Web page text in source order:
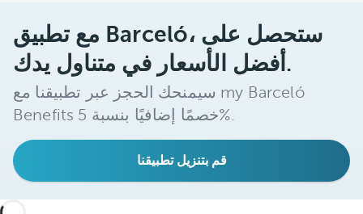
مع تطبيق Barceló، ستحصل على
أفضل الأسعار في متناول يدك.
سيمنحك الحجز عبر تطبيقنا مع my Barceló
Benefits خصمًا إضافيًا بنسبة 5%.
قم بتنزيل تطبيقنا